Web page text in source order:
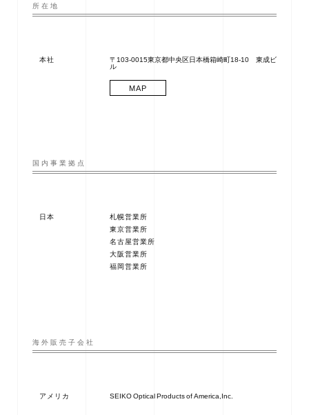
所在地
本社 〒103-0015東京都中央区日本橋箱崎町18-10 東成ビ
ル
MAP
国内事業拠点
日本
札幌営業所
東京営業所
名古屋営業所
大阪営業所
福岡営業所
海外販売子会社
アメリカ SEIKO Optical Products of America,Inc.